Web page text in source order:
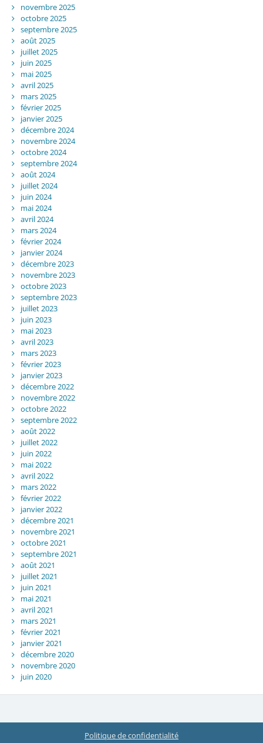
novembre 2025
octobre 2025
septembre 2025
août 2025
juillet 2025
juin 2025
mai 2025
avril 2025
mars 2025
février 2025
janvier 2025
décembre 2024
novembre 2024
octobre 2024
septembre 2024
août 2024
juillet 2024
juin 2024
mai 2024
avril 2024
mars 2024
février 2024
janvier 2024
décembre 2023
novembre 2023
octobre 2023
septembre 2023
juillet 2023
juin 2023
mai 2023
avril 2023
mars 2023
février 2023
janvier 2023
décembre 2022
novembre 2022
octobre 2022
septembre 2022
août 2022
juillet 2022
juin 2022
mai 2022
avril 2022
mars 2022
février 2022
janvier 2022
décembre 2021
novembre 2021
octobre 2021
septembre 2021
août 2021
juillet 2021
juin 2021
mai 2021
avril 2021
mars 2021
février 2021
janvier 2021
décembre 2020
novembre 2020
juin 2020
Politique de confidentialité